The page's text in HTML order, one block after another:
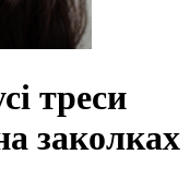
треси
заколках